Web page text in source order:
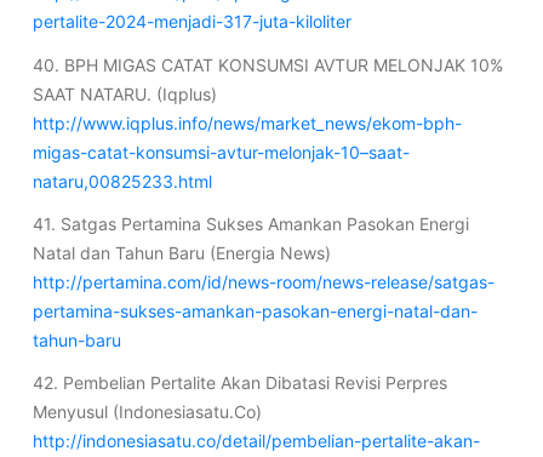
pertalite-2024-menjadi-317-juta-kiloliter
40. BPH MIGAS CATAT KONSUMSI AVTUR MELONJAK 10%
SAAT NATARU. (Iqplus)
http://www.iqplus.info/news/market_news/ekom-bph-
migas-catat-konsumsi-avtur-melonjak-10–saat-
nataru,00825233.html
41. Satgas Pertamina Sukses Amankan Pasokan Energi
Natal dan Tahun Baru (Energia News)
http://pertamina.com/id/news-room/news-release/satgas-
pertamina-sukses-amankan-pasokan-energi-natal-dan-
tahun-baru
42. Pembelian Pertalite Akan Dibatasi Revisi Perpres
Menyusul (Indonesiasatu.Co)
http://indonesiasatu.co/detail/pembelian-pertalite-akan-